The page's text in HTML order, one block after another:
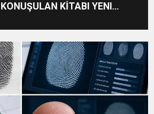
KONUŞULAN KİTABI YENI
COLLECTION BODRUM’DA
KUTLADI